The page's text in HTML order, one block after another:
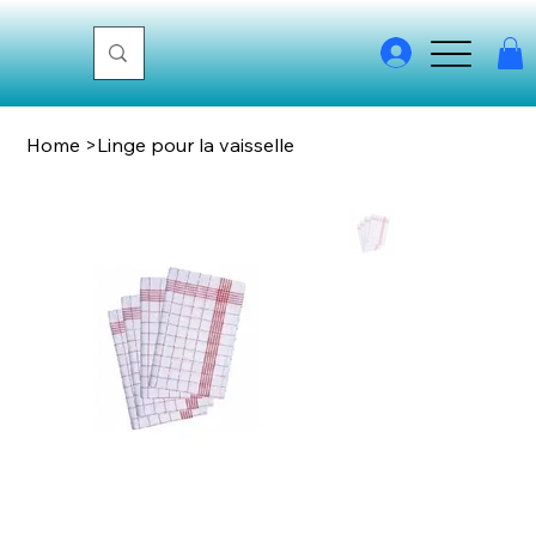
Home >Linge pour la vaisselle